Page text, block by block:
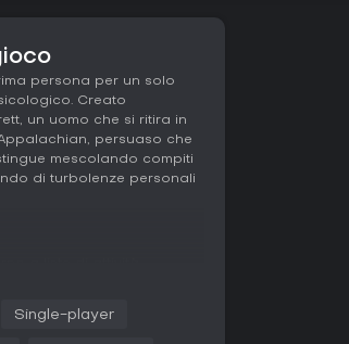
persona per un solo
Creato
un uomo che si ritira in
persuaso che
mescolando compiti
di turbolenze personali
Il gioco adotta un
Single-player